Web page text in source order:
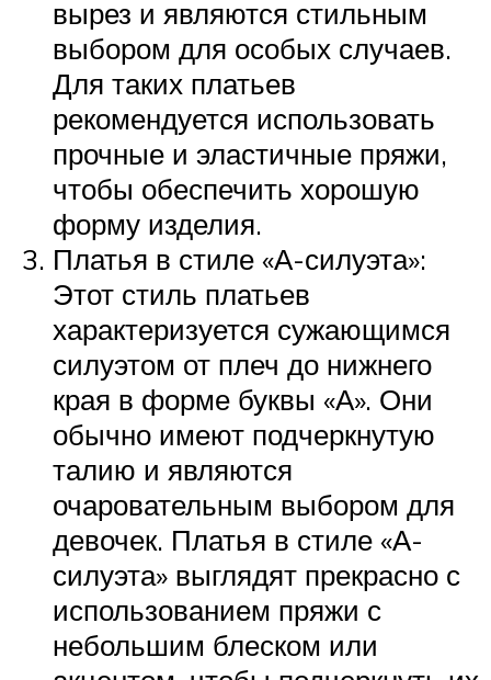
вырез и являются стильным
выбором для особых случаев.
Для таких платьев
рекомендуется использовать
прочные и эластичные пряжи,
чтобы обеспечить хорошую
форму изделия.
Платья в стиле «А-силуэта»:
Этот стиль платьев
характеризуется сужающимся
силуэтом от плеч до нижнего
края в форме буквы «А». Они
обычно имеют подчеркнутую
талию и являются
очаровательным выбором для
девочек. Платья в стиле «А-
силуэта» выглядят прекрасно с
использованием пряжи с
небольшим блеском или